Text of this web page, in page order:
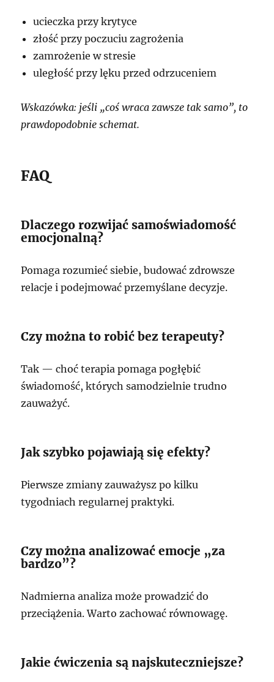
ucieczka przy krytyce
złość przy poczuciu zagrożenia
zamrożenie w stresie
uległość przy lęku przed odrzuceniem
Wskazówka: jeśli „coś wraca zawsze tak samo”, to
prawdopodobnie schemat.
FAQ
Dlaczego rozwijać samoświadomość
emocjonalną?
Pomaga rozumieć siebie, budować zdrowsze
relacje i podejmować przemyślane decyzje.
Czy można to robić bez terapeuty?
Tak — choć terapia pomaga pogłębić
świadomość, których samodzielnie trudno
zauważyć.
Jak szybko pojawiają się efekty?
Pierwsze zmiany zauważysz po kilku
tygodniach regularnej praktyki.
Czy można analizować emocje „za
bardzo”?
Nadmierna analiza może prowadzić do
przeciążenia. Warto zachować równowagę.
Jakie ćwiczenia są najskuteczniejsze?